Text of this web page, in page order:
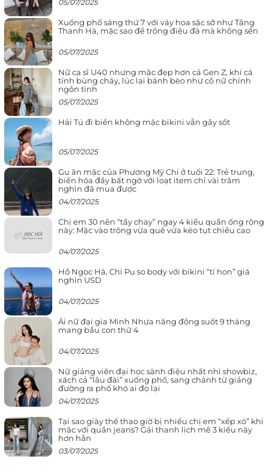
05/07/2025
Xuống phố sáng thứ 7 với váy hoa sặc sỡ như Tăng
Thanh Hà, mặc sao để trông điệu đà mà không sến
05/07/2025
Nữ ca sĩ U40 nhưng mặc đẹp hơn cả Gen Z, khi cá
tính bùng cháy, lúc lại bánh bèo như cô nữ chính
ngôn tình
05/07/2025
Hải Tú đi biển không mặc bikini vẫn gây sốt
05/07/2025
Gu ăn mặc của Phương Mỹ Chi ở tuổi 22: Trẻ trung,
biến hóa đầy bất ngờ với loạt item chỉ vài trăm
nghìn đã mua được
04/07/2025
Chị em 30 nên “tẩy chay” ngay 4 kiểu quần ống rộng
này: Mặc vào trông vừa quê vừa kéo tụt chiều cao
04/07/2025
Hồ Ngọc Hà, Chi Pu so body với bikini “tí hon” giá
nghìn USD
04/07/2025
Ái nữ đại gia Minh Nhựa năng động suốt 9 tháng
mang bầu con thứ 4
04/07/2025
Nữ giảng viên đại học sành điệu nhất nhì showbiz,
xách cả “lâu đài” xuống phố, sang chảnh từ giảng
đường ra phố khó ai đọ lại
04/07/2025
Tại sao giày thể thao giờ bị nhiều chị em “xếp xó” khi
mặc với quần jeans? Gái thanh lịch mê 3 kiểu này
hơn hẳn
03/07/2025